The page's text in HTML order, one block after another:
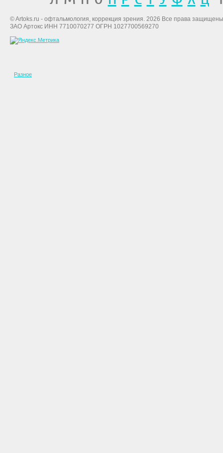
© Artoks.ru - офтальмология, коррекция зрения. 2026 Все права
ЗАО Артокс ИНН 7710070277 ОГРН 1027700569270
Разное